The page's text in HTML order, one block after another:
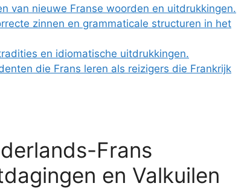
van nieuwe Franse woorden en uitdrukkingen.
zinnen en grammaticale structuren in het
en idiomatische uitdrukkingen.
die Frans leren als reizigers die Frankrijk
Frans
en Valkuilen